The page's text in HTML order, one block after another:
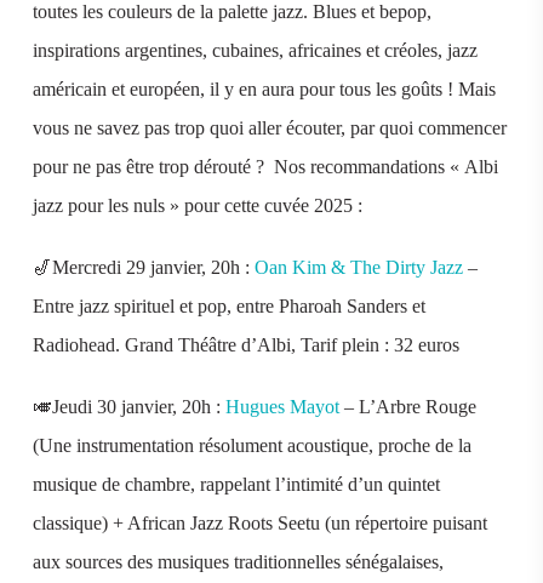
toutes les couleurs de la palette jazz. Blues et bepop,
inspirations argentines, cubaines, africaines et créoles, jazz
américain et européen, il y en aura pour tous les goûts ! Mais
vous ne savez pas trop quoi aller écouter, par quoi commencer
pour ne pas être trop dérouté ? Nos recommandations « Albi
jazz pour les nuls » pour cette cuvée 2025 :
🎷Mercredi 29 janvier, 20h : Oan Kim & The Dirty Jazz–
Entre jazz spirituel et pop, entre Pharoah Sanders et
Radiohead. Grand Théâtre d’Albi, Tarif plein : 32 euros
🎺Jeudi 30 janvier, 20h : Hugues Mayot– L’Arbre Rouge
(Une instrumentation résolument acoustique, proche de la
musique de chambre, rappelant l’intimité d’un quintet
classique) + African Jazz Roots Seetu (un répertoire puisant
aux sources des musiques traditionnelles sénégalaises,